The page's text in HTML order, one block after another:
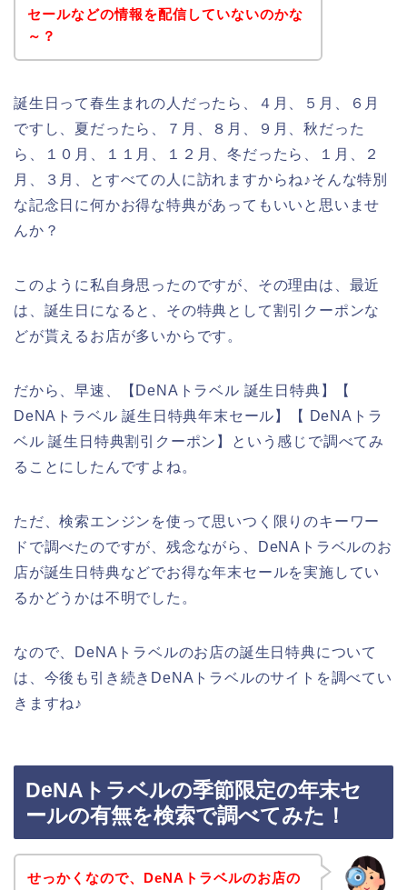
セールなどの情報を配信していないのかな
～？
誕生日って春生まれの人だったら、４月、５月、６月
ですし、夏だったら、７月、８月、９月、秋だった
ら、１０月、１１月、１２月、冬だったら、１月、２
月、３月、とすべての人に訪れますからね♪そんな特別
な記念日に何かお得な特典があってもいいと思いませ
んか？
このように私自身思ったのですが、その理由は、最近
は、誕生日になると、その特典として割引クーポンな
どが貰えるお店が多いからです。
だから、早速、【DeNAトラベル 誕生日特典】【
DeNAトラベル 誕生日特典年末セール】【 DeNAトラ
ベル 誕生日特典割引クーポン】という感じで調べてみ
ることにしたんですよね。
ただ、検索エンジンを使って思いつく限りのキーワー
ドで調べたのですが、残念ながら、DeNAトラベルのお
店が誕生日特典などでお得な年末セールを実施してい
るかどうかは不明でした。
なので、DeNAトラベルのお店の誕生日特典について
は、今後も引き続きDeNAトラベルのサイトを調べてい
きますね♪
DeNAトラベルの季節限定の年末セ
ールの有無を検索で調べてみた！
せっかくなので、DeNAトラベルのお店の